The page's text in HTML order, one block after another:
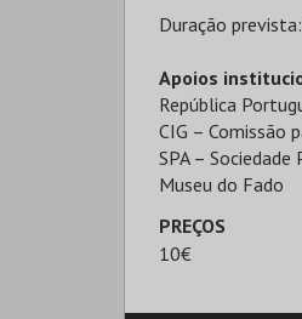
Duração
Apoios
República
CIG – Comissão
SPA – Sociedade
Museu do Fado
PREÇOS
10€